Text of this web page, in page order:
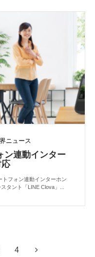
ニュース
ン連動インター
トフォン連動インターホン
タント「LINE Clova」...
4